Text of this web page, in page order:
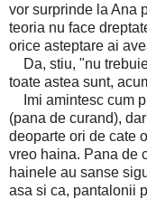
vor surprinde la Ana
teoria nu face
orice asteptare ai
Da, stiu, "nu
toate astea sunt,
Imi amintesc cum
(pana de curand),
deoparte ori de cate
vreo haina. Pana de
hainele au sanse
asa si ca, pantalonii